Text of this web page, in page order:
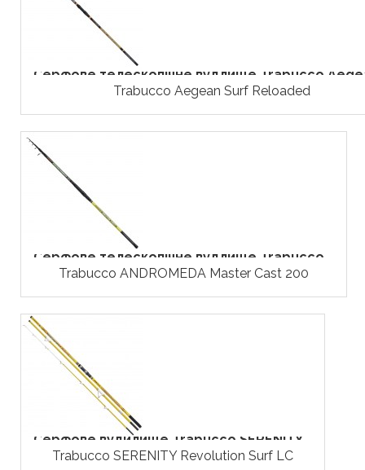
Серфове телескопічне вудлище Trabucco
Trabucco Aegean Surf Reloaded
Серфове телескопічне вудлище Trabucco...
Trabucco ANDROMEDA Master Cast 200
Серфове вудилище Trabucco SERENITY...
Trabucco SERENITY Revolution Surf LC